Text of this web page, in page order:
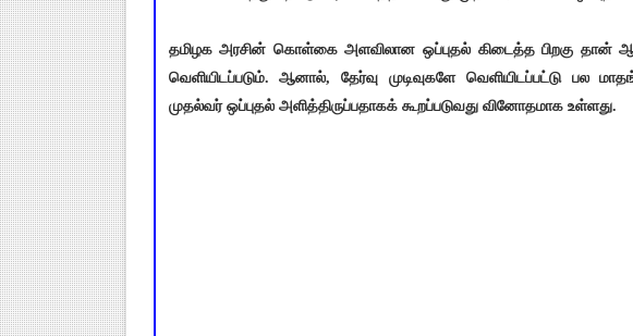
தமிழக அரசின் கொள்கை அளவிலான ஒப்புதல் கிடைத்த பிறகு தான்
வெளியிடப்படும். ஆனால், தேர்வு முடிவுகளே வெளியிடப்பட்டு பல
முதல்வர் ஒப்புதல் அளித்திருப்பதாகக் கூறப்படுவது வினோதமாக உள்ளது.